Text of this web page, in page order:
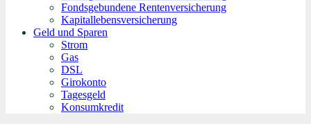
Fondsgebundene Rentenversicherung
Kapitallebensversicherung
Geld und Sparen
Strom
Gas
DSL
Girokonto
Tagesgeld
Konsumkredit